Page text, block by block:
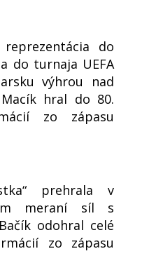
do
do turnaja UEFA
výhrou nad
hral do 80.
zo zápasu
prehrala v
meraní síl s
odohral celé
zo zápasu